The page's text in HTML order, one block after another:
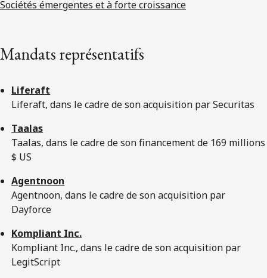
Sociétés émergentes et à forte croissance
Mandats représentatifs
Liferaft
Liferaft, dans le cadre de son acquisition par Securitas
Taalas
Taalas, dans le cadre de son financement de 169 millions
$ US
Agentnoon
Agentnoon, dans le cadre de son acquisition par
Dayforce
Kompliant Inc.
Kompliant Inc., dans le cadre de son acquisition par
LegitScript